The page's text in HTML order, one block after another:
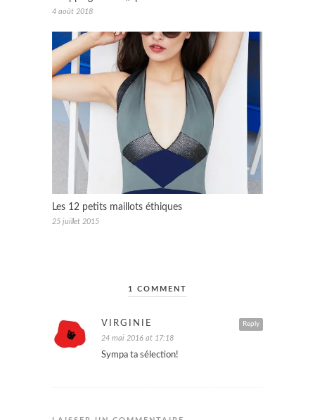
4 août 2018
Les 12 petits maillots éthiques
25 juillet 2015
1 COMMENT
Reply
VIRGINIE
24 mai 2016 at 17:18
Sympa ta sélection!